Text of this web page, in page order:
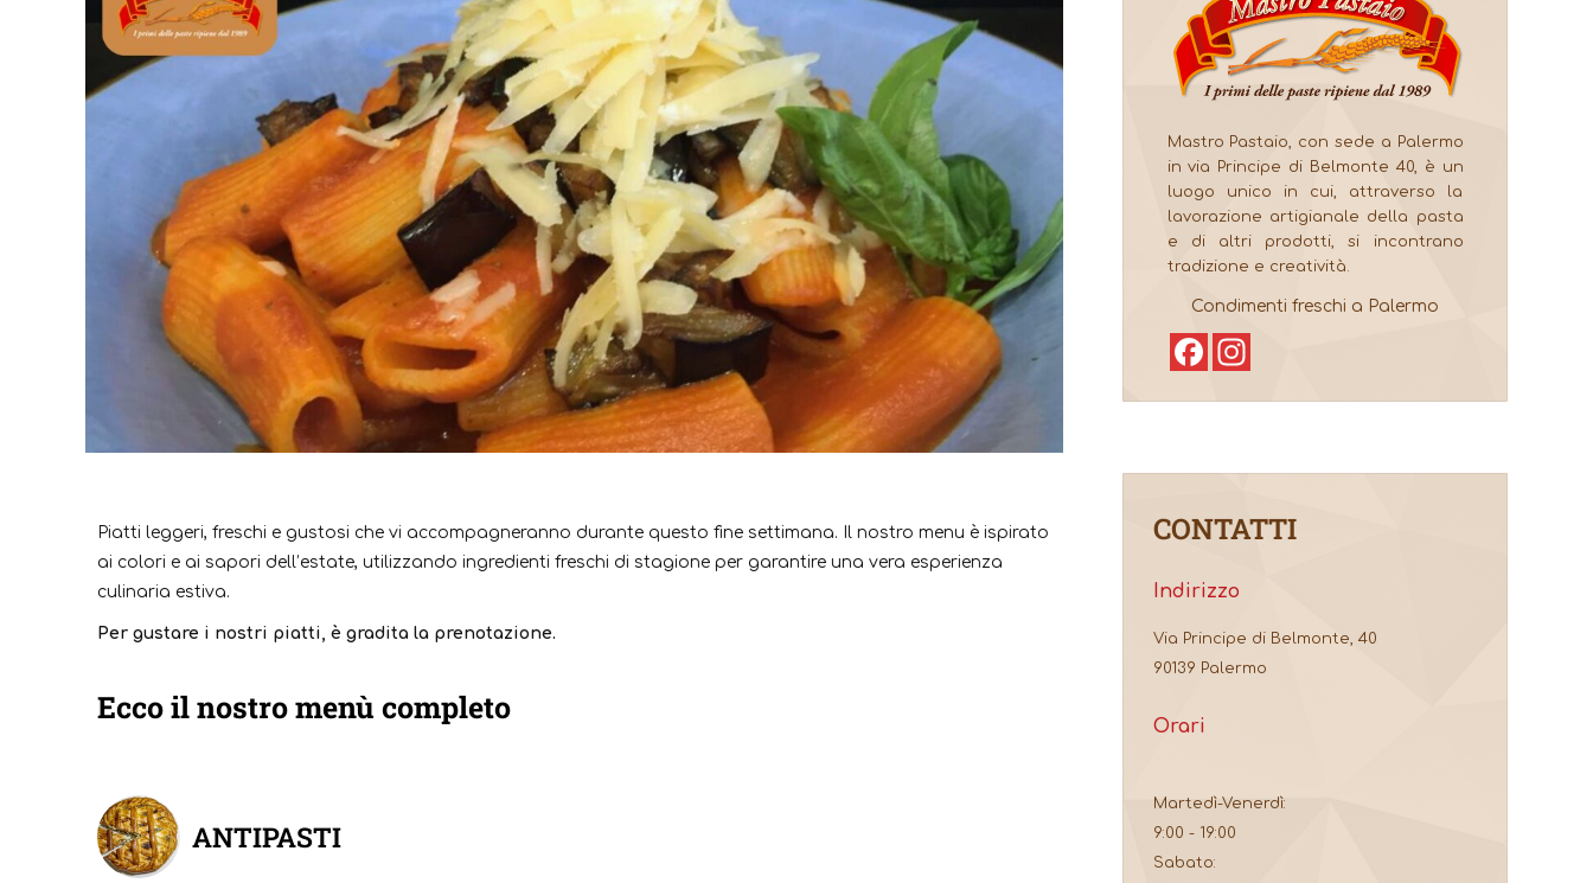
Piatti leggeri, freschi e gustosi che vi accompagneranno durante questo fine settimana. Il nostro menu è ispirato
ai colori e ai sapori dell’estate, utilizzando ingredienti freschi di stagione per garantire una vera esperienza
culinaria estiva.
Per gustare i nostri piatti, è gradita la prenotazione.
Ecco il nostro menù completo
ANTIPASTI
Mastro Pastaio, con sede a Palermo
in via Principe di Belmonte 40, è un
luogo unico in cui, attraverso la
lavorazione artigianale della pasta
e di altri prodotti, si incontrano
tradizione e creatività.
Condimenti freschi a Palermo
Facebook
CONTATTI
Indirizzo
Via Principe di Belmonte, 40
90139 Palermo
Orari
Martedì-Venerdì:
9:00 - 19:00
Sabato: